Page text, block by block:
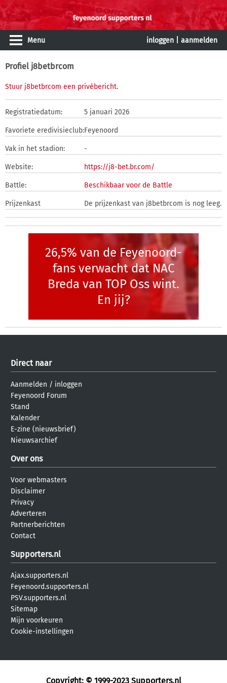
Menu inloggen aanmelden
Profiel j8betbrcom
Stuur j8betbrcom een privébericht.
Registratiedatum: 5 januari 2026
Favoriete eredivisieclub:Feyenoord
Vak in het stadion: -
Website: https://j8-bet.br.com/
Battle: Beschikbaar voor de Battle
Prijzenkast De prijzenkast van j8betbrcom is nog leeg.
26,5% van de Feyenoord-
fans verwacht dat NAC
Breda van TOP Oss wint.
En jij?
Direct naar
Aanmelden / inloggen
Feyenoord Forum
Stand
Kalender
E-zine (nieuwsbrief)
Nieuwsarchief
Over ons
Voor webmasters
Disclaimer
Privacy
Adverteren
Partnerberichten
Contact
Supporters.nl
Ajax.supporters.nl
Feyenoord.supporters.nl
PSV.supporters.nl
Sitemap
Mijn voorkeuren
Cookie-instellingen
Copyright: © 1999-2023 Supporters.nl